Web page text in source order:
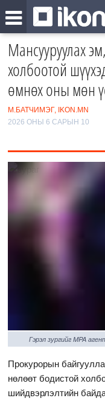
Мансууруулах
холбоотой
өмнөх оны мөн
М.БАТЧИМЭГ, IKON.MN
2026 ОНЫ 6 САРЫН 10
Гэрэл зургийг MPA
Прокурорын
нөлөөт бодистой
шийдвэрлэлтийн